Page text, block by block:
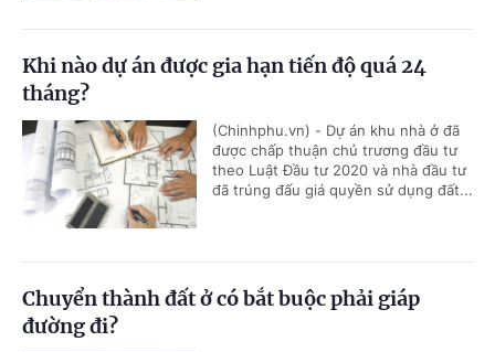
Khi nào dự án được gia hạn tiến độ quá 24
tháng?
(Chinhphu.vn) - Dự án khu nhà ở đã
được chấp thuận chủ trương đầu tư
theo Luật Đầu tư 2020 và nhà đầu tư
đã trúng đấu giá quyền sử dụng đất...
Chuyển thành đất ở có bắt buộc phải giáp
đường đi?